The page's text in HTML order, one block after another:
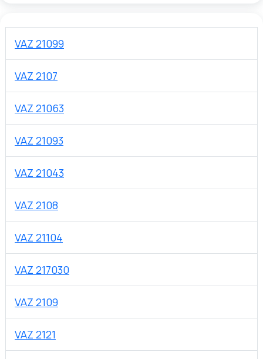
VAZ 21099
VAZ 2107
VAZ 21063
VAZ 21093
VAZ 21043
VAZ 2108
VAZ 21104
VAZ 217030
VAZ 2109
VAZ 2121